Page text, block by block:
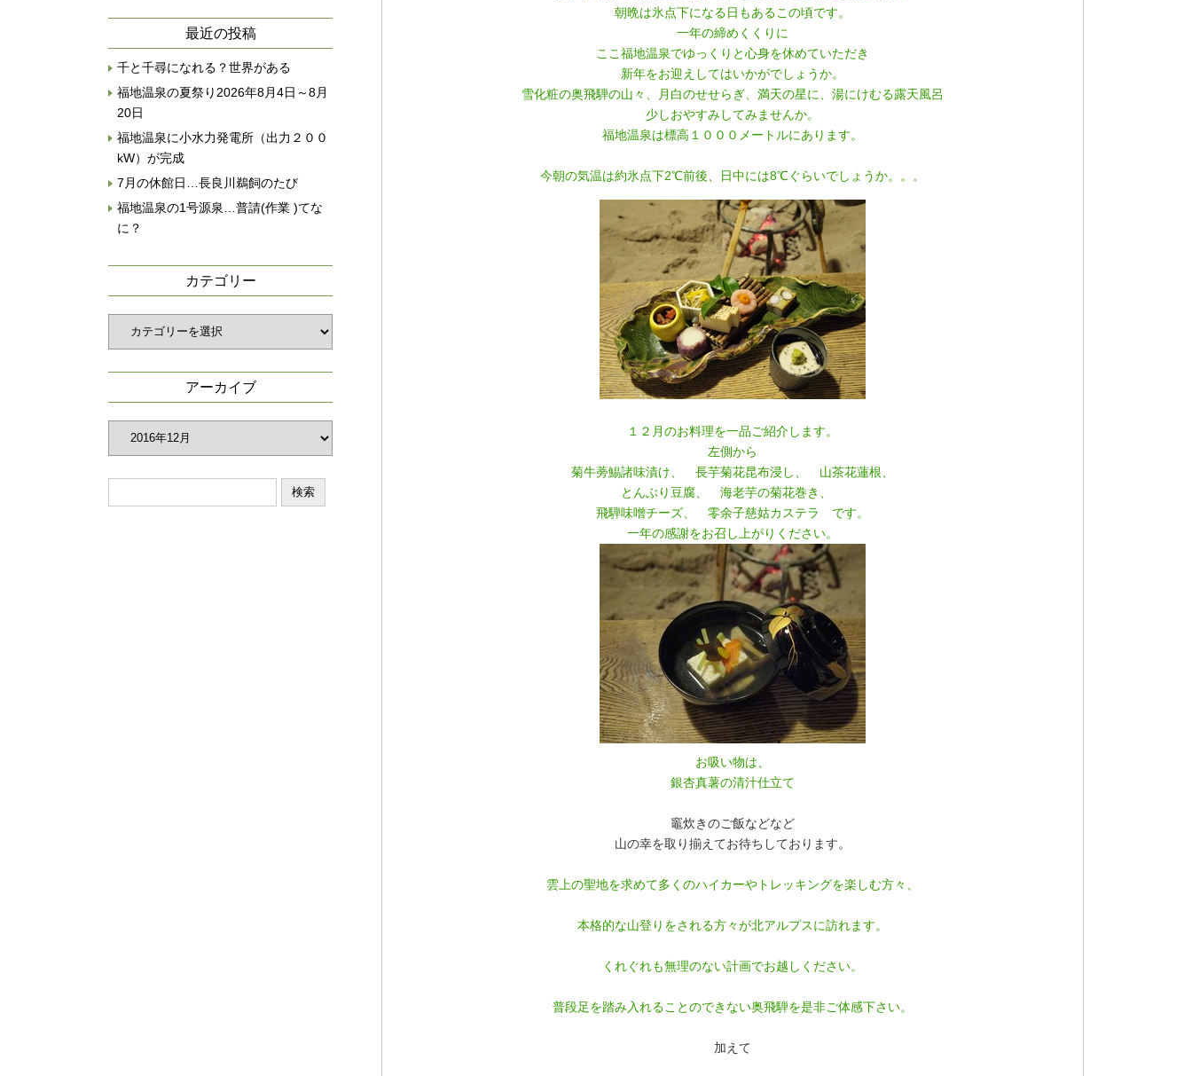
朝晩は氷点下になる日もあるこの頃です。
一年の締めくくりに
ここ福地温泉でゆっくりと心身を休めていただき
新年をお迎えしてはいかがでしょうか。
雪化粧の奥飛騨の山々、月白のせせらぎ、満天の星に、湯にけむる露天風呂
少しおやすみしてみませんか。
福地温泉は標高１０００メートルにあります。
今朝の気温は約氷点下2℃前後、日中には8℃ぐらいでしょうか。。。
１２月のお料理を一品ご紹介します。
左側から
菊牛蒡鯣諸味漬け、 長芋菊花昆布浸し、 山茶花蓮根、
とんぶり豆腐、 海老芋の菊花巻き、
飛騨味噌チーズ、 零余子慈姑カステラ です。
一年の感謝をお召し上がりください。
お吸い物は、
銀杏真薯の清汁仕立て
竈炊きのご飯などなど
山の幸を取り揃えてお待ちしております。
雲上の聖地を求めて多くのハイカーやトレッキングを楽しむ方々、
本格的な山登りをされる方々が北アルプスに訪れます。
くれぐれも無理のない計画でお越しください。
普段足を踏み入れることのできない奥飛騨を是非ご体感下さい。
加えて
最近の投稿
千と千尋になれる？世界がある
福地温泉の夏祭り2026年8月4日～8月
20日
福地温泉に小水力発電所（出力２００
kW）が完成
7月の休館日…長良川鵜飼のたび
福地温泉の1号源泉…普請(作業 )てな
に？
カテゴリー
カ
リ
アーカイブ
ア
イ